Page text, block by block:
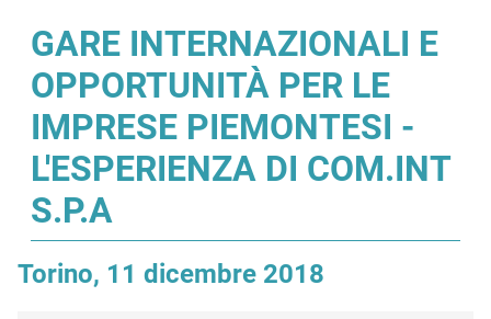
GARE INTERNAZIONALI E
OPPORTUNITÀ PER LE
IMPRESE PIEMONTESI -
L'ESPERIENZA DI COM.INT
S.P.A
Torino, 11 dicembre 2018